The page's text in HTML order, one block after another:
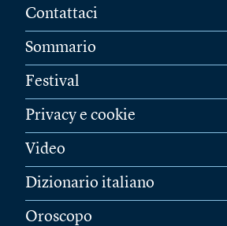
Contattaci
Sommario
Festival
Privacy e cookie
Video
Dizionario italiano
Oroscopo